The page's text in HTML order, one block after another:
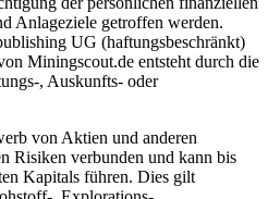
Anlageziele getroffen werden.
UG (haftungsbeschränkt)
Miningscout.de entsteht durch die
, Auskunfts- oder
von Aktien und anderen
Risiken verbunden und kann bis
Kapitals führen. Dies gilt